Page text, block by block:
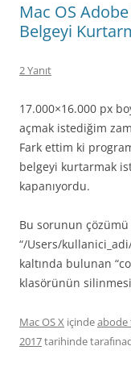
Mac OS Adobe
Belgeyi
2 Yanıt
17.000×16.000 px
açmak istediğim
Fark ettim ki
belgeyi kurtarmak
kapanıyordu.
Bu sorunun çözümü
“/Users/
kaltında bulunan
klasörünün
Mac OS X içindeabode
2017tarihinde